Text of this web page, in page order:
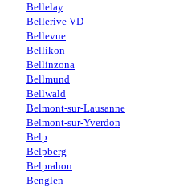
Bellelay
Bellerive VD
Bellevue
Bellikon
Bellinzona
Bellmund
Bellwald
Belmont-sur-Lausanne
Belmont-sur-Yverdon
Belp
Belpberg
Belprahon
Benglen